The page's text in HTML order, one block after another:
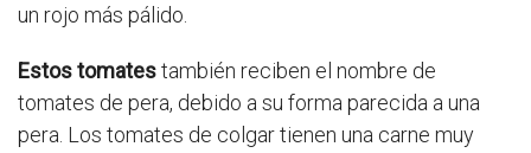
un rojo más pálido.
Estos tomatestambién reciben el nombre de
tomates de pera, debido a su forma parecida a una
pera. Los tomates de colgar tienen una carne muy